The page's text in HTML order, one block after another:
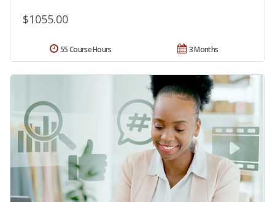
$1055.00
3 Months
55 Course Hours